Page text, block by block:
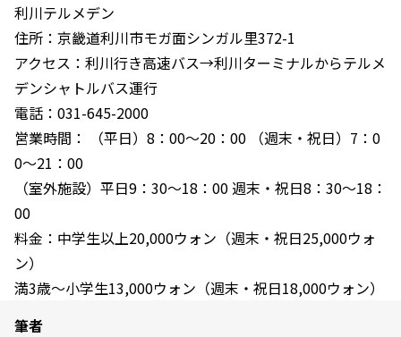
利川テルメデン
住所：京畿道利川市モガ面シンガル里372-1
アクセス：利川行き高速バス→利川ターミナルからテルメ
デンシャトルバス運行
電話：031-645-2000
営業時間： （平日）8：00〜20：00 （週末・祝日）7：0
0〜21：00
（室外施設）平日9：30〜18：00 週末・祝日8：30〜18：
00
料金：中学生以上20,000ウォン（週末・祝日25,000ウォ
ン）
満3歳〜小学生13,000ウォン（週末・祝日18,000ウォン）
筆者